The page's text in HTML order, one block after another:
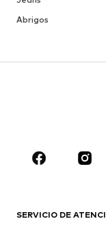
Abrigos
Faldas
Zapatos
SERVICIO DE